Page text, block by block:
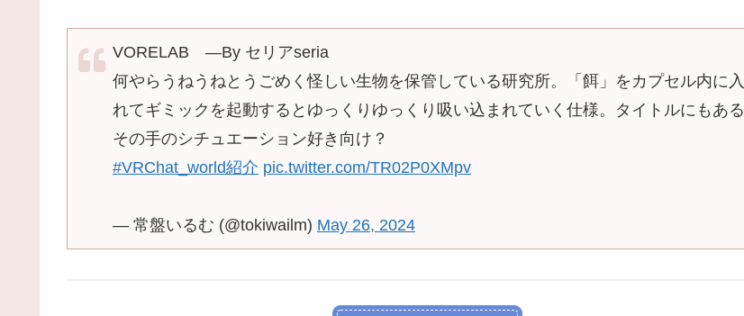
VORELAB ―By セリアseria
何やらうねうねとうごめく怪しい生物を保管している研究所。「餌」をカプセル内に入
れてギミックを起動するとゆっくりゆっくり吸い込まれていく仕様。タイトルにもある
その手のシチュエーション好き向け？
#VRChat_world紹介 pic.twitter.com/TR02P0XMpv
— 常盤いるむ (@tokiwailm) May 26, 2024